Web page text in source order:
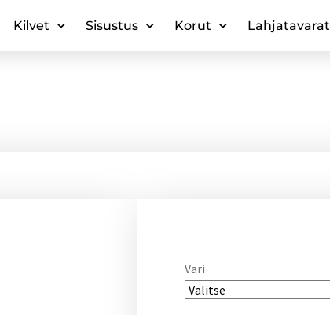
Kilvet Sisustus Korut Lahjatavarat
Väri